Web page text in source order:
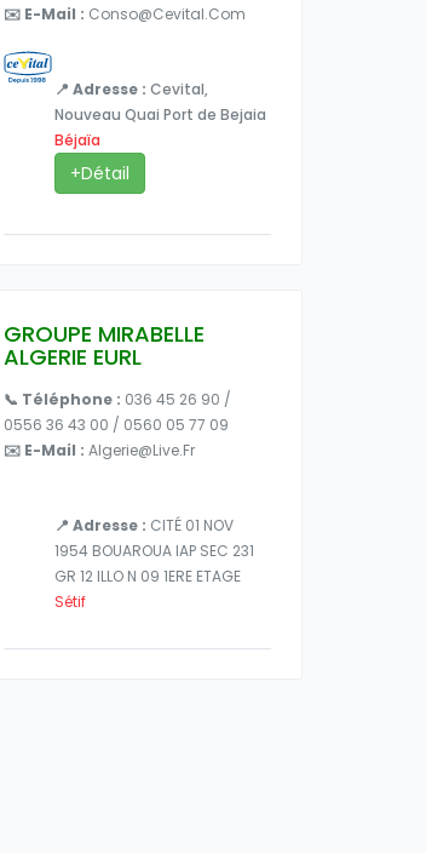
✉️ E-Mail : Conso@cevital.com
📍 Adresse : Cevital,
Nouveau Quai Port de Bejaia
Béjaïa
+Détail
GROUPE MIRABELLE
ALGERIE EURL
📞 Téléphone : 036 45 26 90 /
0556 36 43 00 / 0560 05 77 09
✉️ E-Mail :Algerie@live.fr
📍 Adresse : CITÉ 01 NOV
1954 BOUAROUA IAP SEC 231
GR 12 ILLO N 09 1ERE ETAGE
Sétif